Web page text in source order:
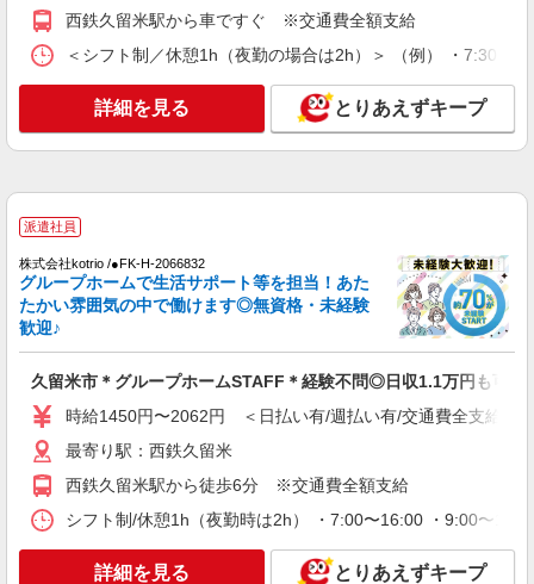
通費全支給(ガソリン代含む)＞
キープ 詳細を見る
派遣社員
時給1450円〜2062円 ＜日払い有/週払い有/交
通費全支給(ガソリン代含む)＞
久留米市花畑
キープ 詳細を見る
派遣社員
久留米市のデイサービス♪日勤のみ！残業ゼロ
で趣味も満喫
時給1450円〜2062円 ＜日払い有/週払い有/交
最寄り駅：西鉄久留米
西鉄久留米駅から車ですぐ ※交通費全額支給
＜シフト制／休憩1h（夜勤の場合は2h）＞ （例） ・7:30
詳細を見る とりあえずキープ
派遣社員
株式会社kotrio /●FK-H-2066832
グループホームで生活サポート等を担当！あた
たかい雰囲気の中で働けます◎無資格・未経験
歓迎♪
久留米市＊グループホームSTAFF＊経験不問◎日収1.1万円も可
時給1450円〜2062円 ＜日払い有/週払い有/交通費全支給(ガ
最寄り駅：西鉄久留米
西鉄久留米駅から徒歩6分 ※交通費全額支給
シフト制/休憩1h（夜勤時は2h） ・7:00〜16:00 ・9:00〜
詳細を見る とりあえずキープ